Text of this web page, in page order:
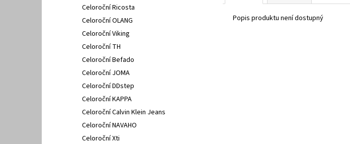
Celoroční Ricosta
Celoroční OLANG
Celoroční Viking
Celoroční TH
Celoroční Befado
Celoroční JOMA
Celoroční DDstep
Celoroční KAPPA
Celoroční Calvin Klein Jeans
Celoroční NAVAHO
Celoroční Xti
Popis produktu není dostupný